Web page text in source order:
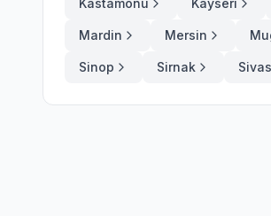
Kastamonu Kayseri
Mardin Mersin
Sinop Sirnak Sivas